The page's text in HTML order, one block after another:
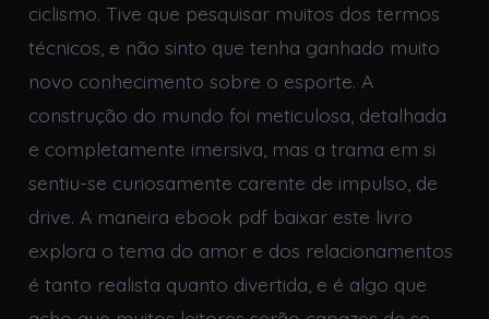
ciclismo. Tive que pesquisar muitos dos termos
técnicos, e não sinto que tenha ganhado muito
novo conhecimento sobre o esporte. A
construção do mundo foi meticulosa, detalhada
e completamente imersiva, mas a trama em si
sentiu-se curiosamente carente de impulso, de
drive. A maneira ebook pdf baixar este livro
explora o tema do amor e dos relacionamentos
é tanto realista quanto divertida, e é algo que